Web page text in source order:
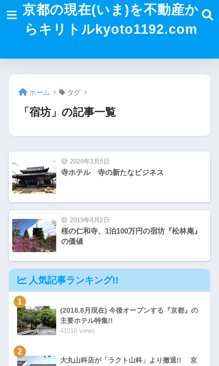
京都の現在(いま)を不動産か
らキリトルkyoto1192.com
ホーム タグ
「宿坊」の記事一覧
2020年3月5日
寺ホテル 寺の新たなビジネス
2019年4月2日
桜の仁和寺、1泊100万円の宿坊『松林庵』
の価値
人気記事ランキング!!
1
(2018.8月現在) 今後オープンする『京都』の
主要ホテル特集!!
41016 views
2
大丸山科店が「ラクト山科」より撤退!! 京